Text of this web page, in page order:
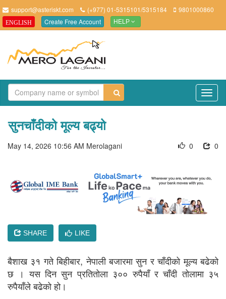
support@asteriskt.com (+977) 01-5315101/5315184 9801000860
ENGLISH Create Free Account HELP
सुनचाँदीको मूल्य बढ्यो
May 14, 2026 10:56 AM Merolagani 0
0
SHARE LIKE
बैशाख ३१ गते बिहीबार, नेपाली बजारमा सुन र चाँदीको मूल्य बढेको
छ । यस दिन सुन प्रतितोला ३०० रुपैयाँ र चाँदी तोलामा ३५
रुपैयाँले बढेको हो।